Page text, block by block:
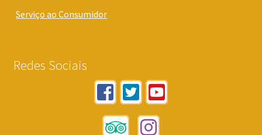
Serviço ao Consumidor
Redes Sociais